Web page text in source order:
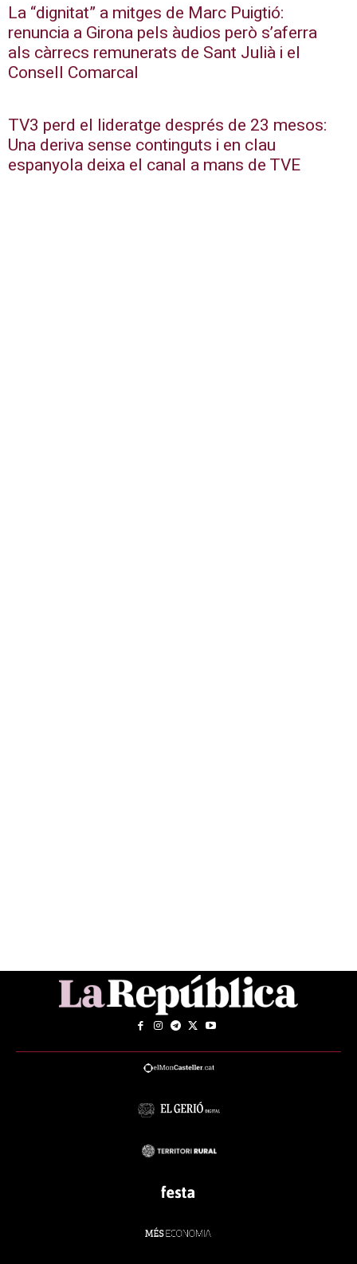
La “dignitat” a mitges de Marc Puigtió:
renuncia a Girona pels àudios però s’aferra
als càrrecs remunerats de Sant Julià i el
Consell Comarcal
TV3 perd el lideratge després de 23 mesos:
Una deriva sense continguts i en clau
espanyola deixa el canal a mans de TVE